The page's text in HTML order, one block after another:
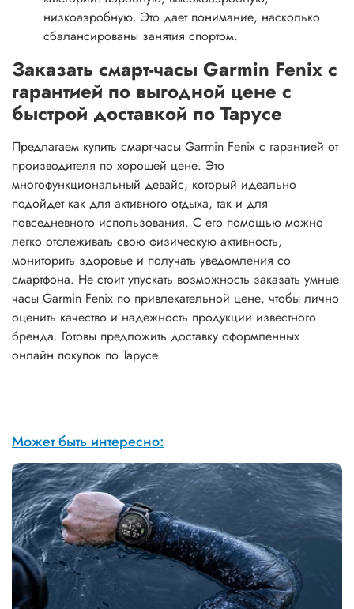
низкоаэробную. Это дает понимание, насколько
сбалансированы занятия спортом.
Заказать смарт-часы Garmin Fenix с
гарантией по выгодной цене с
быстрой доставкой по Тарусе
Предлагаем купить смарт-часы Garmin Fenix с гарантией от
производителя по хорошей цене. Это
многофункциональный девайс, который идеально
подойдет как для активного отдыха, так и для
повседневного использования. С его помощью можно
легко отслеживать свою физическую активность,
мониторить здоровье и получать уведомления со
смартфона. Не стоит упускать возможность заказать умные
часы Garmin Fenix по привлекательной цене, чтобы лично
оценить качество и надежность продукции известного
бренда. Готовы предложить доставку оформленных
онлайн покупок по Тарусе.
Может быть интересно: